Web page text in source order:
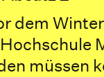
dem
müssen